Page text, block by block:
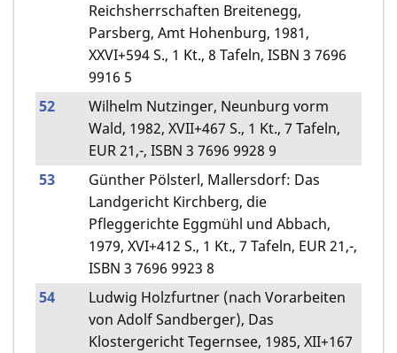
Reichsherrschaften Breitenegg,
Parsberg, Amt Hohenburg, 1981,
XXVI+594 S., 1 Kt., 8 Tafeln, ISBN 3 7696
9916 5
52
Wilhelm Nutzinger, Neunburg vorm
Wald, 1982, XVII+467 S., 1 Kt., 7 Tafeln,
EUR 21,-, ISBN 3 7696 9928 9
53
Günther Pölsterl, Mallersdorf: Das
Landgericht Kirchberg, die
Pfleggerichte Eggmühl und Abbach,
1979, XVI+412 S., 1 Kt., 7 Tafeln, EUR 21,-,
ISBN 3 7696 9923 8
54
Ludwig Holzfurtner (nach Vorarbeiten
von Adolf Sandberger), Das
Klostergericht Tegernsee, 1985, XII+167